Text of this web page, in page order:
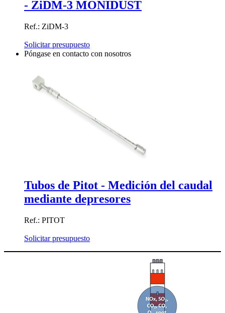
- ZiDM-3 MONIDUST
Ref.: ZiDM-3
Solicitar presupuesto
Póngase en contacto con nosotros
Tubos de Pitot - Medición del caudal
mediante depresores
Ref.: PITOT
Solicitar presupuesto